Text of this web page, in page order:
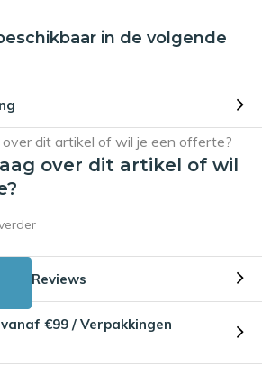
in de volgende
over dit artikel of wil
Reviews
€99 / Verpakkingen